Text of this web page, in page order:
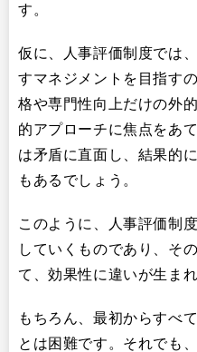
す。
仮に、人事評価制度では
すマネジメントを目指す
格や専門性向上だけの外
的アプローチに焦点をあ
は矛盾に直面し、結果的
もあるでしょう。
このように、人事評価制
していくものであり、そ
て、効果性に違いが生まれ
もちろん、最初からすべ
とは困難です。それでも